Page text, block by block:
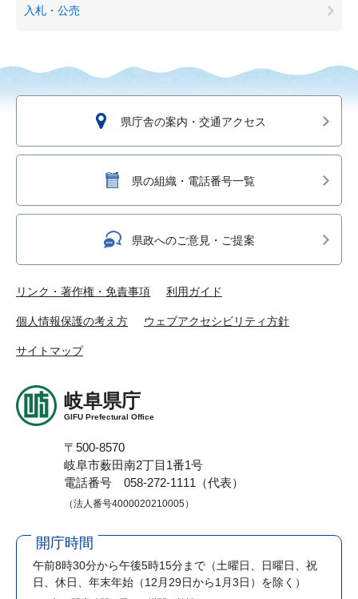
入札・公売
県庁舎の案内・交通アクセス
県の組織・電話番号一覧
県政へのご意見・ご提案
リンク・著作権・免責事項 利用ガイド
個人情報保護の考え方 ウェブアクセシビリティ方針
サイトマップ
岐阜県庁
GIFU Prefectural Office
〒500-8570
岐阜市薮田南2丁目1番1号
電話番号 058-272-1111（代表）
（法人番号4000020210005）
開庁時間
午前8時30分から午後5時15分まで （土曜日、日曜日、祝
日、休日、年末年始（12月29日から1月3日）を除く）